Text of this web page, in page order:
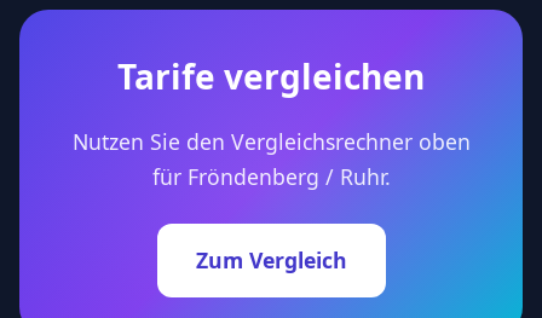
Tarife vergleichen
Nutzen Sie den Vergleichsrechner oben
für Fröndenberg / Ruhr.
Zum Vergleich